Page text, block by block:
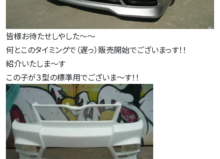
皆様お待たせしやした～～
何とこのタイミングで（遅っ）販売開始でございまっす！！
紹介いたしま～す
この子が３型の標準用でございま～す！！